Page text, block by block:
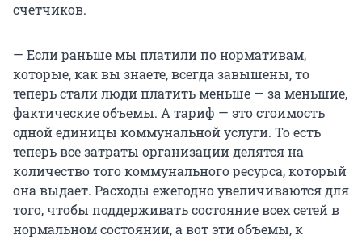
счетчиков.
— Если раньше мы платили по нормативам,
которые, как вы знаете, всегда завышены, то
теперь стали люди платить меньше — за меньшие,
фактические объемы. А тариф — это стоимость
одной единицы коммунальной услуги. То есть
теперь все затраты организации делятся на
количество того коммунального ресурса, который
она выдает. Расходы ежегодно увеличиваются для
того, чтобы поддерживать состояние всех сетей в
нормальном состоянии, а вот эти объемы, к